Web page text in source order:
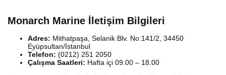
Monarch Marine İletişim Bilgileri
Adres: Mithatpaşa, Selanik Blv. No:141/2, 34450
Eyüpsultan/İstanbul
Telefon: (0212) 251 2050
Çalışma Saatleri: Hafta içi 09.00 – 18.00